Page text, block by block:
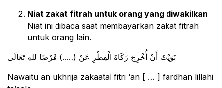
Niat zakat fitrah untuk orang yang diwakilkan
Niat ini dibaca saat membayarkan zakat fitrah
untuk orang lain.
ﻧَﻮَﻳْﺖُ ﺃَﻥْ ﺃُﺧْﺮِﺝَ ﺯَﻛَﺎﺓَ ﺍﻟْﻔِﻄْﺮِ ﻋَﻦْ (…..) ﻓَﺮْﺿًﺎ ﻟﻠﻪِ ﺗَﻌَﺎﻟَﻰ
Nawaitu an ukhrija zakaatal fitri ‘an [ … ] fardhan lillahi